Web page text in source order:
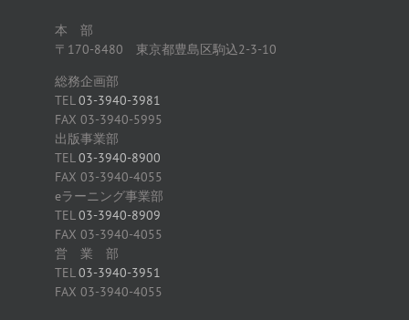
本 部
〒170-8480 東京都豊島区駒込2-3-10
総務企画部
TEL03-3940-3981
FAX 03-3940-5995
出版事業部
TEL03-3940-8900
FAX 03-3940-4055
eラーニング事業部
TEL03-3940-8909
FAX 03-3940-4055
営 業 部
TEL03-3940-3951
FAX 03-3940-4055